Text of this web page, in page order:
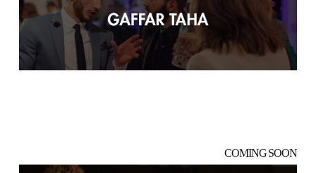
COMING SOON